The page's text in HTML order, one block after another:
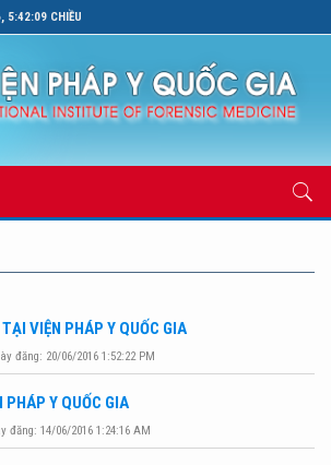
5:42:09 CHIỀU
VIỆN PHÁP Y QUỐC GIA
đăng: 20/06/2016 1:52:22 PM
Y QUỐC GIA
đăng: 14/06/2016 1:24:16 AM